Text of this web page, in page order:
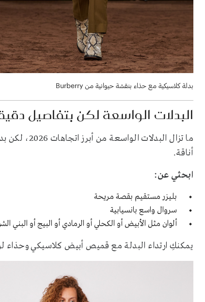
بدلة كلاسيكية مع حذاء بنقشة حيوانية من Burberry
البدلات الواسعة لكن بتفاصيل
ما تزال
أناقة.
ابحثي عن:
بليزر مستقيم بقصة مريحة
سروال واسع بانسيابية
ألوان مثل الأبيض أو الكحلي أو الرمادي أو البيج أو البني
يمكنكِ ارتداء البدلة مع قميص أبيض كلاسيكي